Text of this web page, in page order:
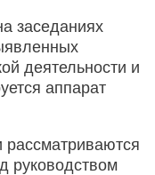
заседаниях
деятельности и
аппарат
руководством